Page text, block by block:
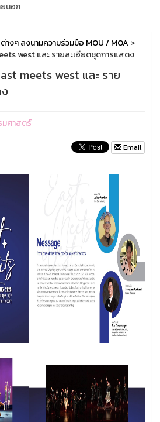
นอก
างๆ ลงนามความร่วมมือ MOU / MOA >
west และ รายละเอียดชุดการแสดง
meets west และ ราย
มศาสตร์
Email